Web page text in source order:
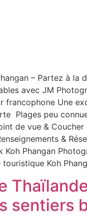
– Partez à la
avec JM
francophone Une
Plages peu
de vue & Coucher
&
Koh Phangan
Koh
sentiers